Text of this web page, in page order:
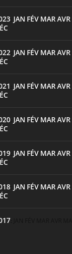
: JAN FÉV MARAVR
: JAN FÉV MARAVR
JAN FÉV MARAVR
: JAN FÉV MARAVR
: JAN FÉV MARAVR
: JAN FÉV MARAVR
: